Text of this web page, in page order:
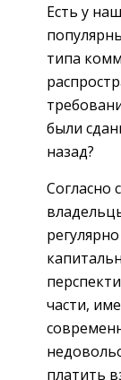
Есть у
типа
были
назад?
Согласно
части,
платить